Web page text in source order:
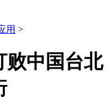
用 >
败中国台北